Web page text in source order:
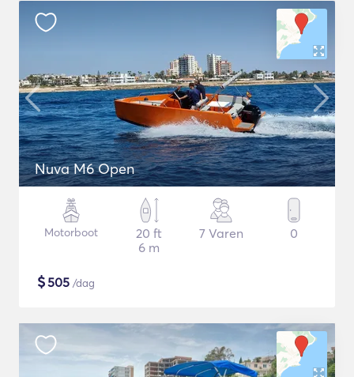
Nuva M6 Open
Motorboot
20 ft
6 m
7 Varen 0
$505 /dag